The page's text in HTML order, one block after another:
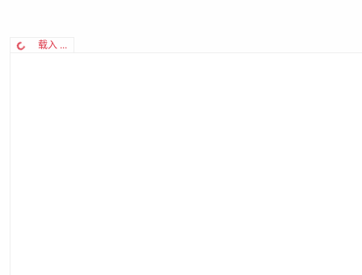
载入 ...